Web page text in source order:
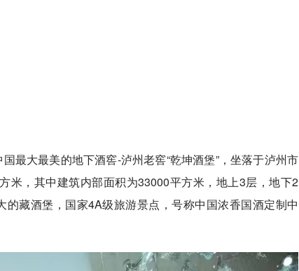
最大最美的地下酒窖-泸州老窖“乾坤酒堡”，坐落于泸州市
米，其中建筑内部面积为33000平方米，地上3层，地下2
藏酒堡，国家4A级旅游景点，号称中国浓香国酒定制中